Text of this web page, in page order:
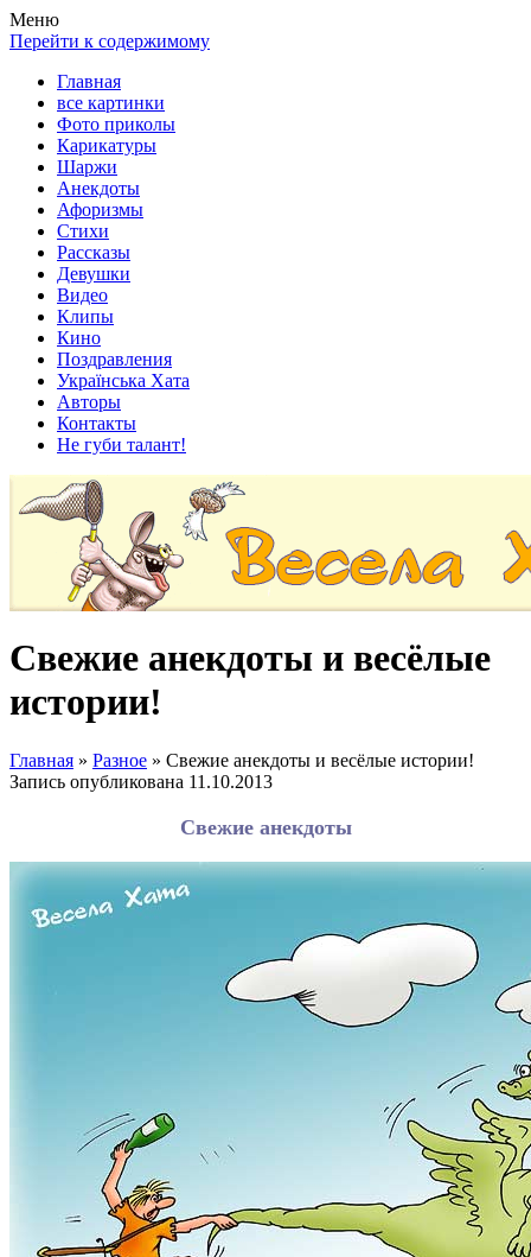
Весела хата — прикольные картинки, смешные истории,
клипы!
Покажем всем ваши фото приколы, карикатуры, шаржи, стихи,
рассказы, видео и песни!
Меню
Перейти к содержимому
Главная
все картинки
Фото приколы
Карикатуры
Шаржи
Анекдоты
Афоризмы
Стихи
Рассказы
Девушки
Видео
Клипы
Кино
Поздравления
Українська Хата
Авторы
Контакты
Не губи талант!
Свежие анекдоты и весёлые
истории!
Главная » Разное » Свежие анекдоты и весёлые истории!
Запись опубликована 11.10.2013
Свежие анекдоты